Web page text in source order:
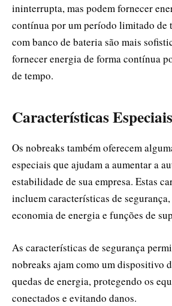
ininterrupta, mas podem fornecer
contínua por um período limitado de
com banco de bateria são mais
fornecer energia de forma contínua
de tempo.
Características Especiais
Os nobreaks também oferecem
especiais que ajudam a aumentar a
estabilidade de sua empresa. Estas
incluem características de
economia de energia e funções de
As características de segurança
nobreaks ajam como um dispositivo
quedas de energia, protegendo os
conectados e evitando danos.